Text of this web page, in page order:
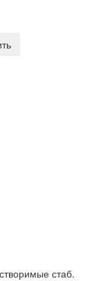
стаб.